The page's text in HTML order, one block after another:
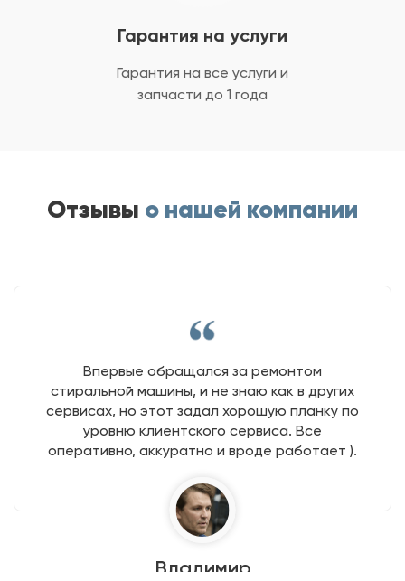
Гарантия на услуги
Гарантия на все услуги и
запчасти до 1 года
Отзывы о нашей компании
Впервые обращался за ремонтом
стиральной машины, и не знаю как в других
сервисах, но этот задал хорошую планку по
уровню клиентского сервиса. Все
оперативно, аккуратно и вроде работает ).
Владимир